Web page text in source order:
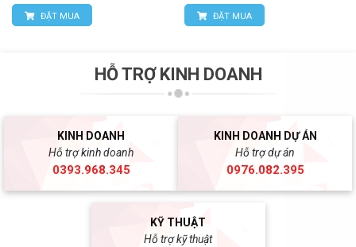
ĐẶT MUA ĐẶT MUA
HỖ TRỢ KINH DOANH
KINH DOANH
Hỗ trợ kinh doanh
0393.968.345
KINH DOANH DỰ ÁN
Hỗ trợ dự án
0976.082.395
KỸ THUẬT
Hỗ trợ kỹ thuật